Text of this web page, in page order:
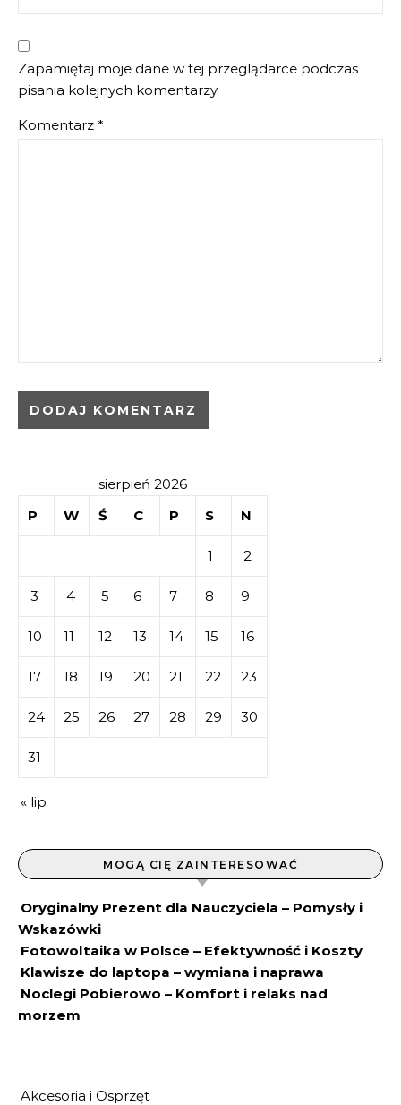
Zapamiętaj moje dane w tej przeglądarce podczas
pisania kolejnych komentarzy.
Komentarz *
sierpień 2026
P
W Ś C P S N
1 2
3 4 5 6 7 8 9
10 11 12 13 14 15 16
17 18 19 20 21 22 23
24 25 26 27 28 29 30
31
« lip
MOGĄ CIĘ ZAINTERESOWAĆ
Oryginalny Prezent dla Nauczyciela – Pomysły i
Wskazówki
Fotowoltaika w Polsce – Efektywność i Koszty
Klawisze do laptopa – wymiana i naprawa
Noclegi Pobierowo – Komfort i relaks nad
morzem
Akcesoria i Osprzęt